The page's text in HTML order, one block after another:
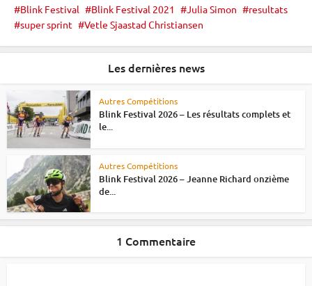
Blink Festival Blink Festival 2021 Julia Simon
resultats
super sprint
Vetle Sjaastad Christiansen
Les dernières news
Autres Compétitions
Blink Festival 2026 – Les résultats complets et
le...
Autres Compétitions
Blink Festival 2026 – Jeanne Richard onzième
de...
1 Commentaire